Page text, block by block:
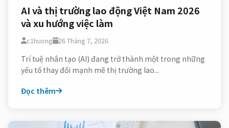
AI và thị trường lao động Việt Nam 2026
và xu hướng việc làm
c1huong 26 Tháng 7, 2026
Trí tuệ nhân tạo (AI) đang trở thành một trong những
yếu tố thay đổi mạnh mẽ thị trường lao...
Đọc thêm